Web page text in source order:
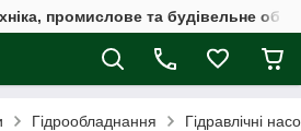
промислове та будівельне
Гідрообладнання Гідравлічні